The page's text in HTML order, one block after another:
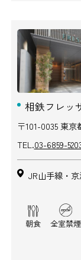
相鉄フレッ
〒101-0035 東
TEL.03-6859-
JR山手線・
朝食 全室禁煙